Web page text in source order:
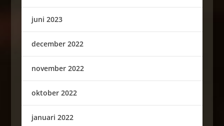
juni 2023
december 2022
november 2022
oktober 2022
januari 2022